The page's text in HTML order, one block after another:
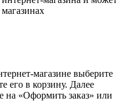
магазине выберите
его в корзину. Далее
на «Оформить заказ» или